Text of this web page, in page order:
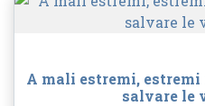
A mali estremi,
salvare le